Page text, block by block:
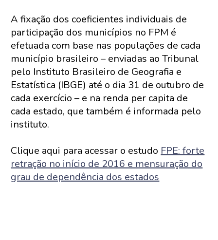
A fixação dos coeficientes individuais de
participação dos municípios no FPM é
efetuada com base nas populações de cada
município brasileiro – enviadas ao Tribunal
pelo Instituto Brasileiro de Geografia e
Estatística (IBGE) até o dia 31 de outubro de
cada exercício – e na renda per capita de
cada estado, que também é informada pelo
instituto.
Clique aqui para acessar o estudo FPE: forte
retração no início de 2016 e mensuração do
grau de dependência dos estados